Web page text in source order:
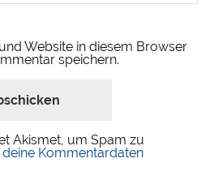
Website in diesem Browser
speichern.
Akismet, um Spam zu
deine Kommentardaten